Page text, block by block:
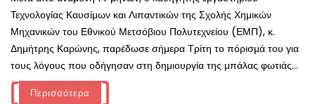
Τεχνολογίας Καυσίμων και Λιπαντικών της Σχολής Χημικών
Μηχανικών του Εθνικού Μετσόβιου Πολυτεχνείου (ΕΜΠ), κ.
Δημήτρης Καρώνης, παρέδωσε σήμερα Τρίτη το πόρισμά του για
τους λόγους που οδήγησαν στη δημιουργία της μπάλας φωτιάς...
Περισσότερα